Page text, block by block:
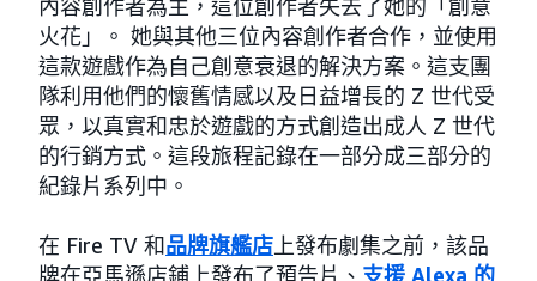
內容創作者為主，這位創作者失去了她的「創意
火花」。 她與其他三位內容創作者合作，並使用
這款遊戲作為自己創意衰退的解決方案。這支團
隊利用他們的懷舊情感以及日益增長的 Z 世代受
眾，以真實和忠於遊戲的方式創造出成人 Z 世代
的行銷方式。這段旅程記錄在一部分成三部分的
紀錄片系列中。
在 Fire TV 和品牌旗艦店 上發布劇集之前，該品
牌在亞馬遜店鋪上發布了預告片、 支援 Alexa 的